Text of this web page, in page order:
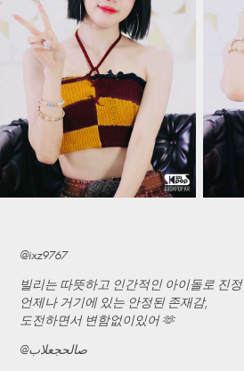
@ixz9767
빌리는 따뜻하고 인간적인 아이돌로 진정
언제나 거기에 있는 안정된 존재감,
도전하면서 변함없이있어 🫶
@صالحجعلاب